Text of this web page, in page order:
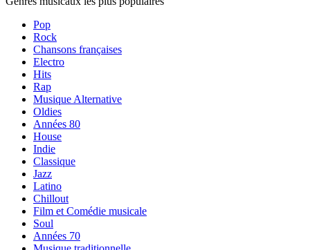
Pop
Rock
Chansons françaises
Electro
Hits
Rap
Musique Alternative
Oldies
Années 80
House
Indie
Classique
Jazz
Latino
Chillout
Film et Comédie musicale
Soul
Années 70